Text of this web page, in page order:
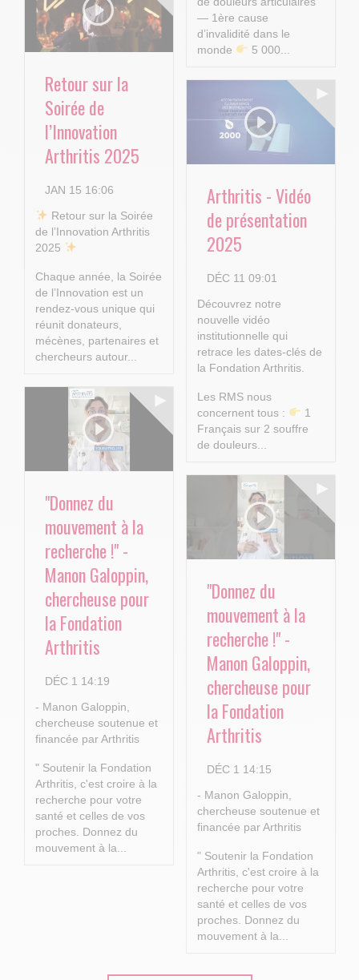
— 1ère cause
d’invalidité dans le
monde
5 000...
Retour sur la
Soirée de
l’Innovation
Arthritis 2025
JAN 15 16:06
​ Retour sur la Soirée
de l’Innovation Arthritis
2025
Chaque année, la Soirée
de l’Innovation est un
rendez-vous unique qui
réunit donateurs,
mécènes, partenaires et
chercheurs autour...
Arthritis - Vidéo
de présentation
2025
DÉC 11 09:01
Découvrez notre
nouvelle vidéo
institutionnelle qui
retrace les dates-clés de
la Fondation Arthritis.
Les RMS nous
concernent tous :
1
Français sur 2 souffre
de douleurs...
"Donnez du
mouvement à la
recherche !" -
Manon Galoppin,
chercheuse pour
la Fondation
Arthritis
DÉC 1 14:19
- Manon Galoppin,
chercheuse soutenue et
financée par Arthritis
" Soutenir la Fondation
Arthritis, c'est croire à la
recherche pour votre
santé et celles de vos
proches. Donnez du
mouvement à la...
"Donnez du
mouvement à la
recherche !" -
Manon Galoppin,
chercheuse pour
la Fondation
Arthritis
DÉC 1 14:15
- Manon Galoppin,
chercheuse soutenue et
financée par Arthritis
" Soutenir la Fondation
Arthritis, c'est croire à la
recherche pour votre
santé et celles de vos
proches. Donnez du
mouvement à la...